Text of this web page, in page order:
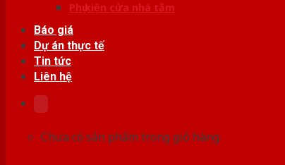
Phụ kiện cửa nhà tắm
Báo giá
Dự án thực tế
Tin tức
Liên hệ
Chưa có sản phẩm trong giỏ hàng.